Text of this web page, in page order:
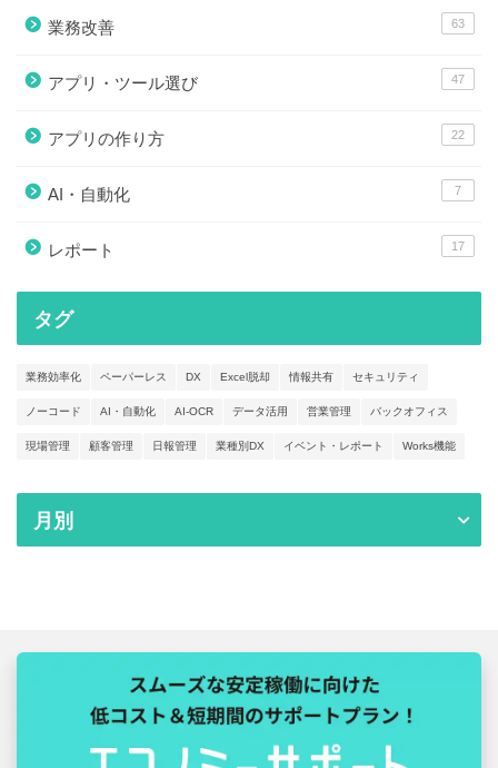
業務改善 63
アプリ・ツール選び 47
アプリの作り方 22
AI・自動化 7
レポート 17
タグ
業務効率化 ペーパーレス DX Excel脱却 情報共有 セキュリティ
ノーコード AI・自動化 AI-OCR データ活用 営業管理 バックオフィス
現場管理 顧客管理 日報管理 業種別DX イベント・レポート Works機能
月別